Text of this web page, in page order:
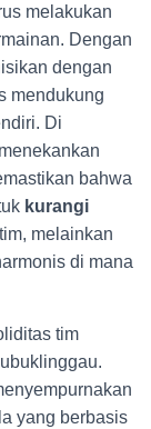
melakukan
Dengan
dengan
mendukung
Di
bahwa
kurangi
melainkan
di mana
tim
yang berbasis